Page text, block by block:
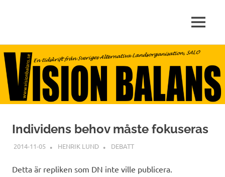
till
innehåll
miljö
MENY
Individens behov måste fokuseras
2014-11-05 HENRIK LUND DEBATT
Detta är repliken som DN inte ville publicera.